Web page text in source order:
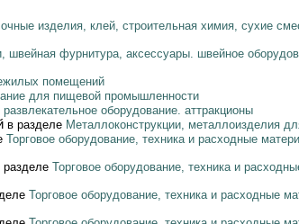
изделия, клей, строительная химия, сухие
швейная фурнитура, аксессуары. швейное
помещений
для пищевой промышленности
развлекательное оборудование. аттракционы
в разделе Металлоконструкции, металлоизделия
Торговое оборудование, техника и расходные
разделе Торговое оборудование, техника и
Торговое оборудование, техника и расходные